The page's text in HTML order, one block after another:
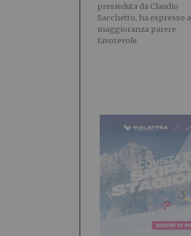
presieduta da Claudio
Sacchetto, ha espresso a
maggioranza parere
favorevole